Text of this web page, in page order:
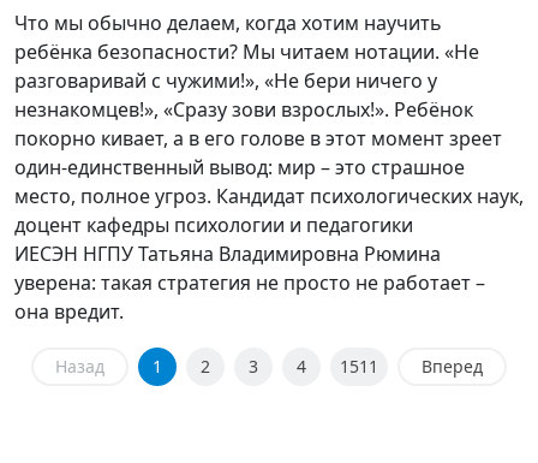
Что мы обычно делаем, когда хотим научить
ребёнка безопасности? Мы читаем нотации. «Не
разговаривай с чужими!», «Не бери ничего у
незнакомцев!», «Сразу зови взрослых!». Ребёнок
покорно кивает, а в его голове в этот момент зреет
один-единственный вывод: мир – это страшное
место, полное угроз. Кандидат психологических наук,
доцент кафедры психологии и педагогики
ИЕСЭН НГПУ Татьяна Владимировна Рюмина
уверена: такая стратегия не просто не работает –
она вредит.
Назад 1 2 3 4 1511 Вперед